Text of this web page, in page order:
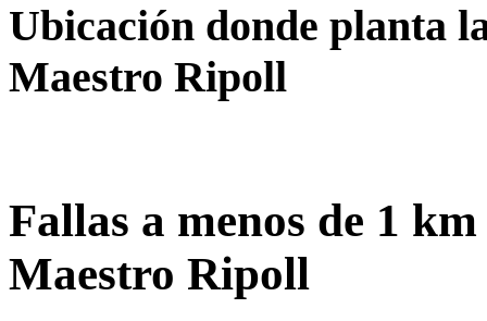
Ubicación donde planta
Maestro Ripoll
Fallas a menos de 1
Maestro Ripoll